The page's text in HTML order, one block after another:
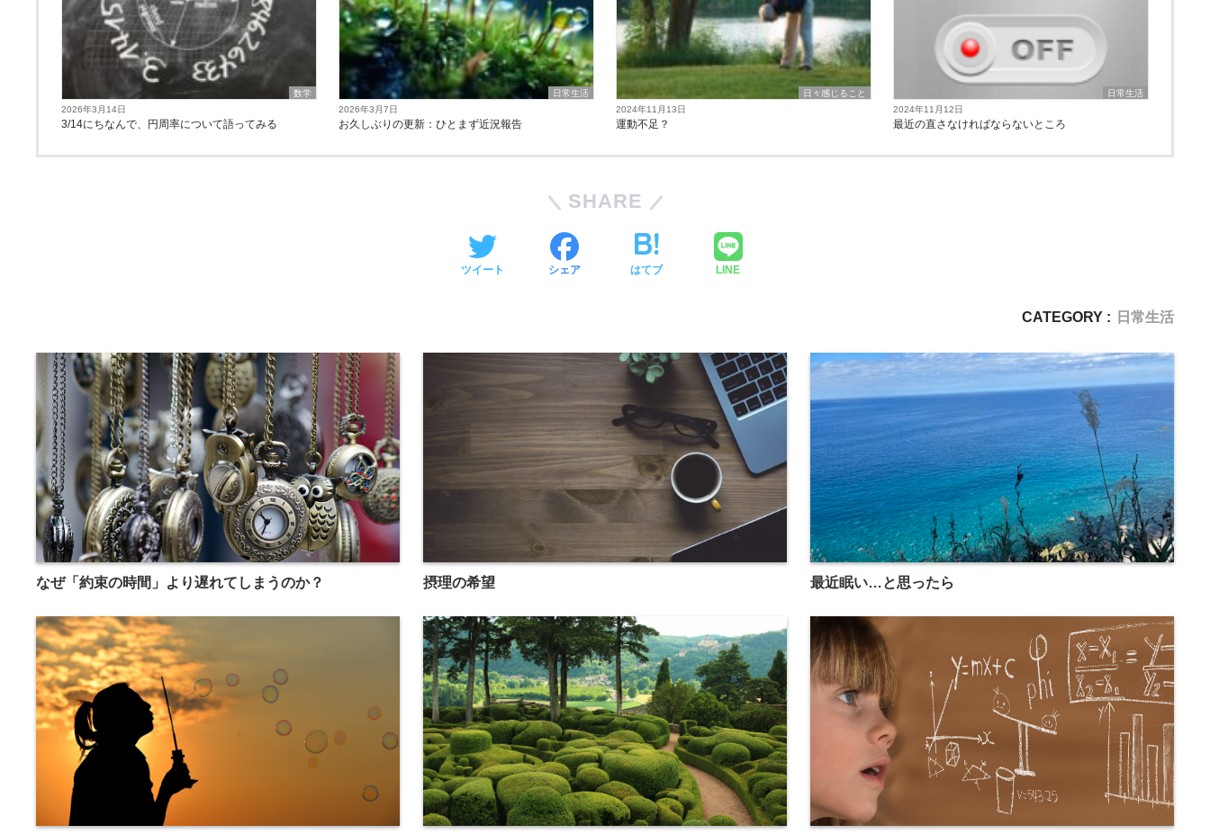
数学
2026年3月14日
3/14にちなんで、円周率について語ってみる
日常生活
2026年3月7日
お久しぶりの更新：ひとまず近況報告
日々感じること
2024年11月13日
運動不足？
日常生活
2024年11月12日
最近の直さなければならないところ
SHARE
ツイート シェア はてブ LINE
CATEGORY : 日常生活
なぜ「約束の時間」より遅れてしまうのか？ 摂理の希望 最近眠い…と思ったら